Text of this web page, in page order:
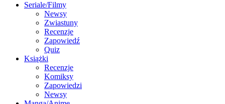
Seriale/Filmy
Newsy
Zwiastuny
Recenzje
Zapowiedź
Quiz
Książki
Recenzje
Komiksy
Zapowiedzi
Newsy